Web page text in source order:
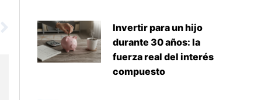
Siguiente
Invertir para un hijo
durante 30 años: la
fuerza real del interés
compuesto